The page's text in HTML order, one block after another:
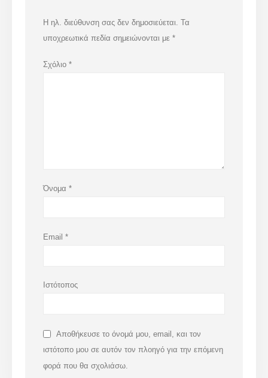
Η ηλ. διεύθυνση σας δεν δημοσιεύεται.
Τα
υποχρεωτικά πεδία σημειώνονται με*
Σχόλιο*
Όνομα*
Email*
Ιστότοπος
Αποθήκευσε το όνομά μου, email, και τον
ιστότοπο μου σε αυτόν τον πλοηγό για την επόμενη
φορά που θα σχολιάσω.